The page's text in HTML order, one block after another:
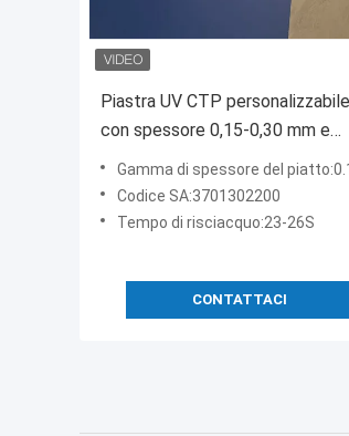
Piastra UV CTP personalizzabile
con spessore 0,15-0,30 mm e
tempo di risciacquo 23-26S con
rivestimento blu
Gamma di spessore del piatto:0.15-
Codice SA:3701302200
Tempo di risciacquo:23-26S
CONTATTACI